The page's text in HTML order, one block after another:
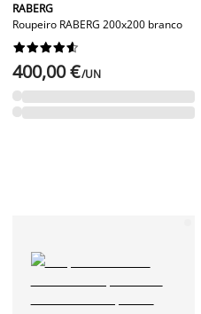
RABERG
Roupeiro RABERG 200x200 branco






400,00 €/UN